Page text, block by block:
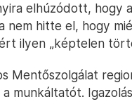
elhúzódott, hogy
nem hitte el, hogy
ilyen „képtelen
Mentőszolgálat
munkáltatót.